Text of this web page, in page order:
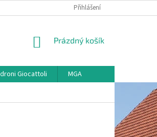
MAPA SERVERU
Přihlášení
NÁKUPNÍ
Prázdný košík
Giocattoli
MGA